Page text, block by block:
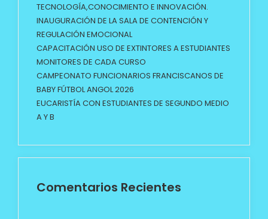
TECNOLOGÍA,CONOCIMIENTO E INNOVACIÓN.
INAUGURACIÓN DE LA SALA DE CONTENCIÓN Y
REGULACIÓN EMOCIONAL
CAPACITACIÓN USO DE EXTINTORES A ESTUDIANTES
MONITORES DE CADA CURSO
CAMPEONATO FUNCIONARIOS FRANCISCANOS DE
BABY FÚTBOL ANGOL 2026
EUCARISTÍA CON ESTUDIANTES DE SEGUNDO MEDIO
A Y B
Comentarios Recientes